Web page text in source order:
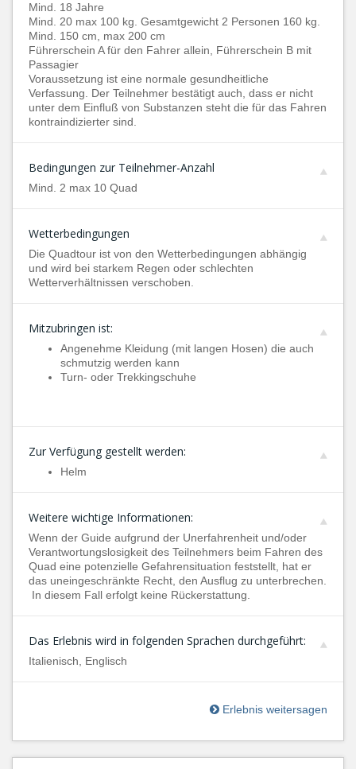
Mind. 18 Jahre
Mind. 20 max 100 kg. Gesamtgewicht 2 Personen 160 kg.
Mind. 150 cm, max 200 cm
Führerschein A für den Fahrer allein, Führerschein B mit
Passagier
Voraussetzung ist eine normale gesundheitliche
Verfassung. Der Teilnehmer bestätigt auch, dass er nicht
unter dem Einfluß von Substanzen steht die für das Fahren
kontraindizierter sind.
Bedingungen zur Teilnehmer-Anzahl
Mind. 2 max 10 Quad
Wetterbedingungen
Die Quadtour ist von den Wetterbedingungen abhängig
und wird bei starkem Regen oder schlechten
Wetterverhältnissen verschoben.
Mitzubringen ist:
Angenehme Kleidung (mit langen Hosen) die auch
schmutzig werden kann
Turn- oder Trekkingschuhe
Zur Verfügung gestellt werden:
Helm
Weitere wichtige Informationen:
Wenn der Guide aufgrund der Unerfahrenheit und/oder
Verantwortungslosigkeit des Teilnehmers beim Fahren des
Quad eine potenzielle Gefahrensituation feststellt, hat er
das uneingeschränkte Recht, den Ausflug zu unterbrechen.
In diesem Fall erfolgt keine Rückerstattung.
Das Erlebnis wird in folgenden Sprachen durchgeführt:
Italienisch, Englisch
Erlebnis weitersagen